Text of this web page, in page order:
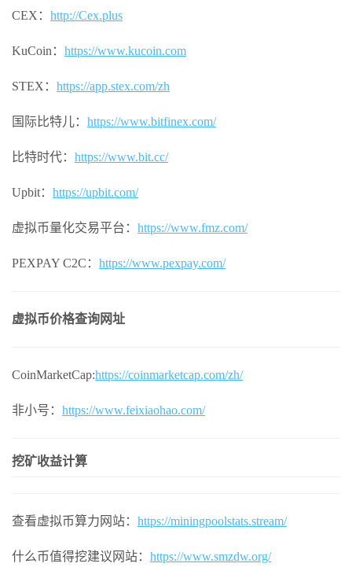
CEX： http://Cex.plus
KuCoin： https://www.kucoin.com
STEX： https://app.stex.com/zh
国际比特儿： https://www.bitfinex.com/
比特时代： https://www.bit.cc/
Upbit： https://upbit.com/
虚拟币量化交易平台： https://www.fmz.com/
PEXPAY C2C： https://www.pexpay.com/
虚拟币价格查询网址
CoinMarketCap:https://coinmarketcap.com/zh/
非小号： https://www.feixiaohao.com/
挖矿收益计算
查看虚拟币算力网站： https://miningpoolstats.stream/
什么币值得挖建议网站： https://www.smzdw.org/